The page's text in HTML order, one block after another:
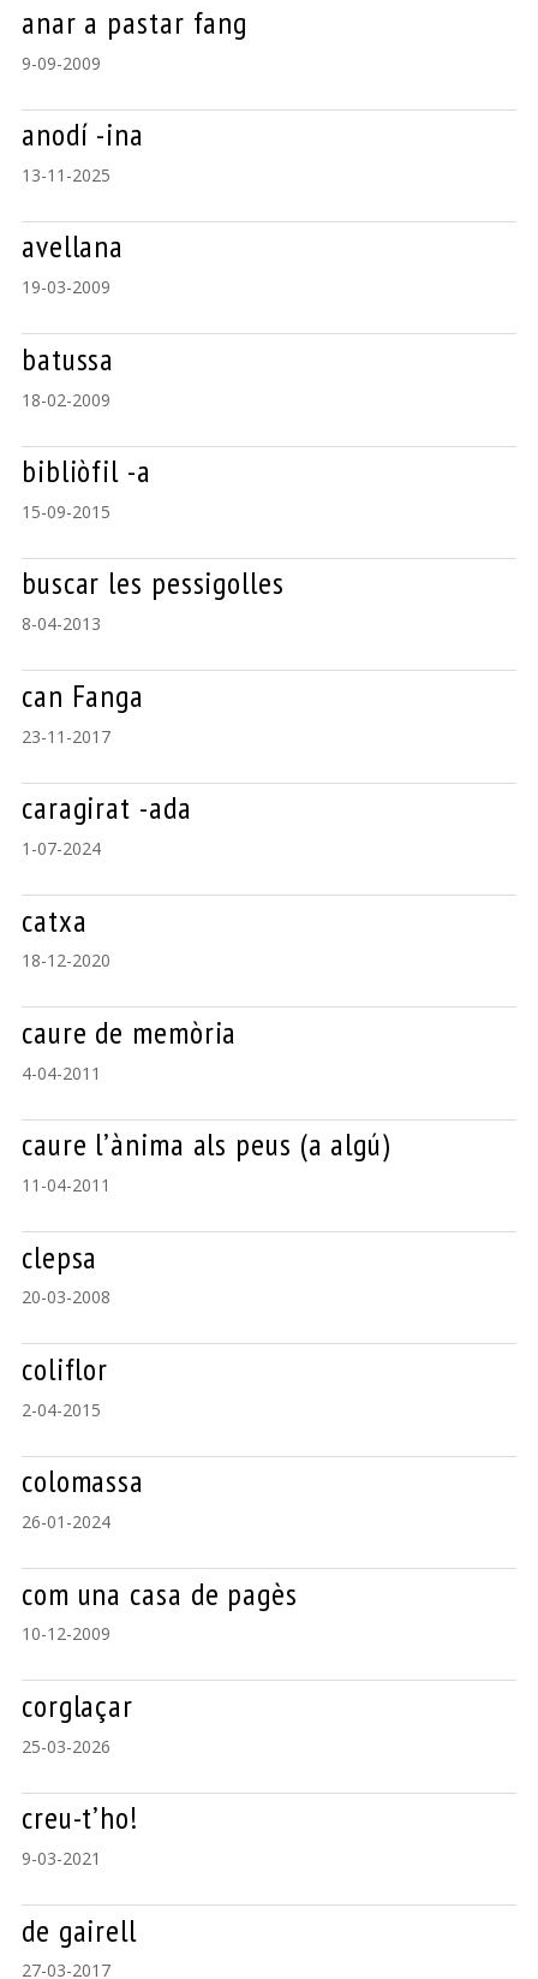
anar a pastar fang
9-09-2009
anodí -ina
13-11-2025
avellana
19-03-2009
batussa
18-02-2009
bibliòfil -a
15-09-2015
buscar les pessigolles
8-04-2013
can Fanga
23-11-2017
caragirat -ada
1-07-2024
catxa
18-12-2020
caure de memòria
4-04-2011
caure l’ànima als peus (a algú)
11-04-2011
clepsa
20-03-2008
coliflor
2-04-2015
colomassa
26-01-2024
com una casa de pagès
10-12-2009
corglaçar
25-03-2026
creu-t’ho!
9-03-2021
de gairell
27-03-2017